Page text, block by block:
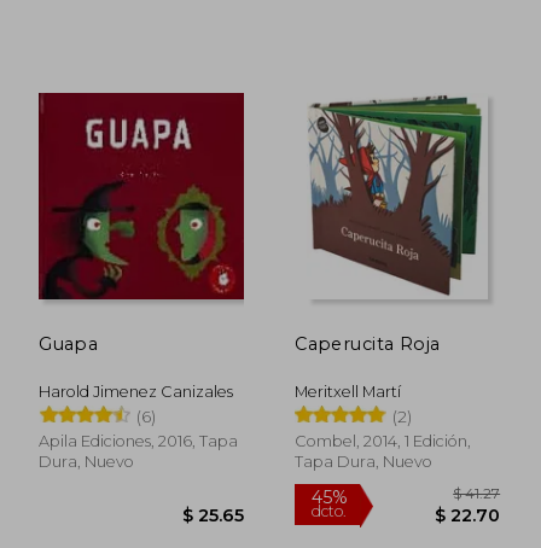
45%
dcto.
45%
dcto.
Guapa
Harold Jimenez Canizales
(6)
Apila Ediciones, 2016, Tapa
Dura, Nuevo
Caperucita Roja
Meritxell Martí
(2)
Combel, 2014, 1 Edición,
Tapa Dura, Nuevo